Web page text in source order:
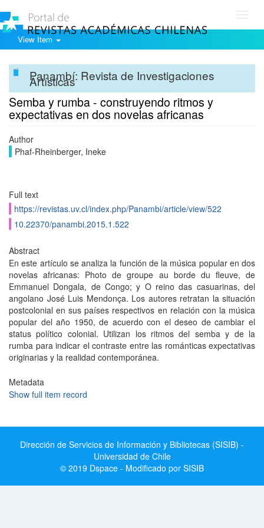
View Item
Panambí: Revista de Investigaciones
Artísticas
Semba y rumba - construyendo ritmos y
expectativas en dos novelas africanas
Author
Phaf-Rheinberger, Ineke
Full text
https://revistas.uv.cl/index.php/Panambi/article/view/522
10.22370/panambi.2015.1.522
Abstract
En este artículo se analiza la función de la música popular en dos
novelas africanas: Photo de groupe au borde du fleuve, de
Emmanuel Dongala, de Congo; y O reino das casuarinas, del
angolano José Luis Mendonça. Los autores retratan la situación
postcolonial en sus países respectivos en relación con la música
popular del año 1950, de acuerdo con el deseo de cambiar el
status político colonial. Utilizan los ritmos del semba y de la
rumba para indicar el contraste entre las románticas expectativas
originarias y la realidad contemporánea.
Metadata
Show full item record
Dirección de Servicios de Información y Bibliotecas (SISIB) -
Universidad de Chile
© 2019 Dspace - Modificado por SISIB